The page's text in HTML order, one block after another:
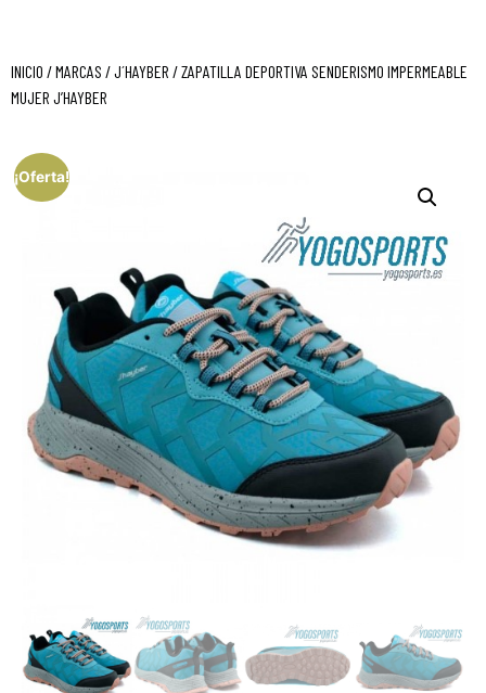
INICIO /MARCAS /J´HAYBER / ZAPATILLA DEPORTIVA SENDERISMO IMPERMEABLE
MUJER J’HAYBER
¡Oferta!